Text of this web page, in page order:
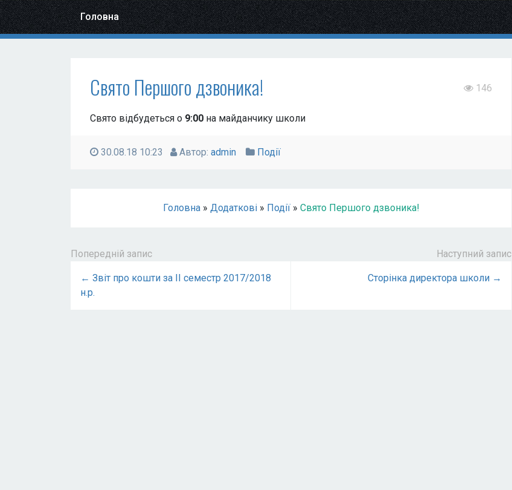
Головна
Свято Першого дзвоника! 146
Свято відбудеться о 9:00 на майданчику школи
30.08.18 10:23 Автор: admin Події
Головна» Додаткові» Події» Свято Першого дзвоника!
Попередній запис Наступний запис
← Звіт про кошти за ІІ семестр 2017/2018
н.р.
Сторінка директора школи →